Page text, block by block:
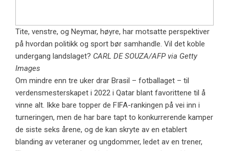
Tite, venstre, og Neymar, høyre, har motsatte perspektiver
på hvordan politikk og sport bør samhandle. Vil det koble
undergang landslaget? CARL DE SOUZA/AFP via Getty
Images
Om mindre enn tre uker drar Brasil – fotballaget – til
verdensmesterskapet i 2022 i Qatar blant favorittene til å
vinne alt. Ikke bare topper de FIFA-rankingen på vei inn i
turneringen, men de har bare tapt to konkurrerende kamper
de siste seks årene, og de kan skryte av en etablert
blanding av veteraner og ungdommer, ledet av en trener,